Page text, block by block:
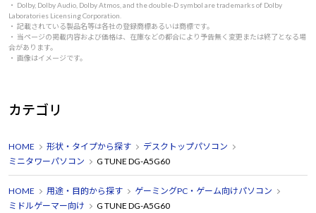
・ Dolby, Dolby Audio, Dolby Atmos, and the double-D symbol are trademarks of Dolby
Laboratories Licensing Corporation.
・ 記載されている製品名等は各社の登録商標あるいは商標です。
・ 当ページの掲載内容および価格は、在庫などの都合により予告無く変更または終了となる場
合があります。
・ 画像はイメージです。
カテゴリ
HOME 形状・タイプから探す
デスクトップパソコン
ミニタワーパソコン
G TUNE DG-A5G60
HOME 用途・目的から探す
ゲーミングPC・ゲーム向けパソコン
ミドルゲーマー向け
G TUNE DG-A5G60